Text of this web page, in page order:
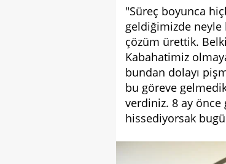
"Süreç boyunca
geldiğimizde neyle
çözüm ürettik.
Kabahatimiz
bundan dolayı
bu göreve
verdiniz. 8 ay
hissediyorsak